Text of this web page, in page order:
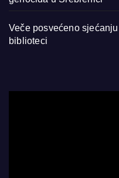
Veče posvećeno
biblioteci